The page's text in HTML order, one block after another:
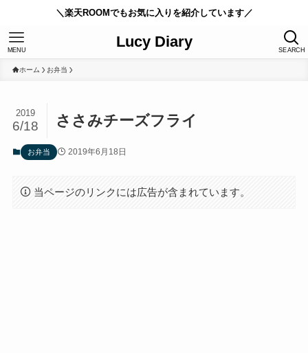
＼楽天ROOMでもお気に入りを紹介しています／
Lucy Diary SEARCH
MENU
ホーム お弁当
ささみチーズフライ
2019
6/18
お弁当 2019年6月18日
当ページのリンクには広告が含まれています。